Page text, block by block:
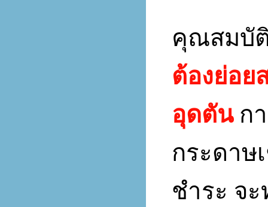
คุณสมบั
ต้องย่อย
อุดตันกา
กระดาษ
ชำระ จ